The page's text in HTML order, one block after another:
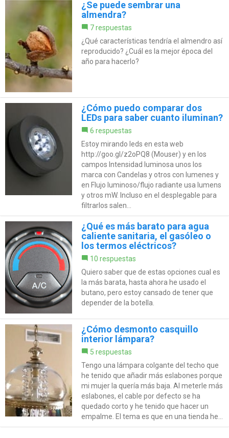
¿Se puede sembrar una
almendra?
7 respuestas
¿Qué características tendría el almendro así
reproducido? ¿Cuál es la mejor época del
año para hacerlo?
¿Cómo puedo comparar dos
LEDs para saber cuanto iluminan?
6 respuestas
Estoy mirando leds en esta web
http://goo.gl/z2oPQ8 (Mouser) y en los
campos Intensidad luminosa unos los
marca con Candelas y otros con lumenes y
en Flujo luminoso/flujo radiante usa lumens
y otros mW. Incluso en el desplegable para
filtrarlos salen...
¿Qué es más barato para agua
caliente sanitaria, el gasóleo o
los termos eléctricos?
10 respuestas
Quiero saber que de estas opciones cual es
la más barata, hasta ahora he usado el
butano, pero estoy cansado de tener que
depender de la botella.
¿Cómo desmonto casquillo
interior lámpara?
5 respuestas
Tengo una lámpara colgante del techo que
he tenido que añadir más eslabones porque
mi mujer la quería más baja. Al meterle más
eslabones, el cable por defecto se ha
quedado corto y he tenido que hacer un
empalme. El tema es que en una tienda he...